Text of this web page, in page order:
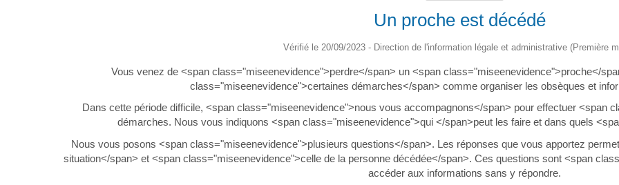
Un proche est décédé
Vérifié le 20/09/2023 - Direction de l'information légale et administrative (Première
Vous venez de <span class="miseenevidence">perdre</span> un <span class="miseenevidence">proche</
class="miseenevidence">certaines démarches</span> comme organiser les obsèques et
Dans cette période difficile, <span class="miseenevidence">nous vous accompagnons</span> pour effectuer <span
démarches. Nous vous indiquons <span class="miseenevidence">qui </span>peut les faire et dans quels
Nous vous posons <span class="miseenevidence">plusieurs questions</span>. Les réponses que vous apportez
situation</span> et <span class="miseenevidence">celle de la personne décédée</span>. Ces questions sont <span
accéder aux informations sans y répondre.